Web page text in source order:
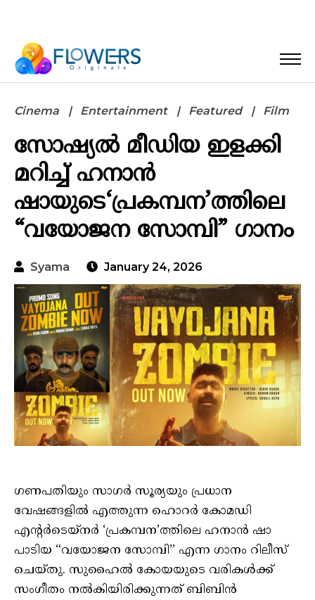
Cinema Entertainment Featured Film
സോഷ്യൽ മീഡിയ ഇളക്കി
മറിച്ച് ഹനാൻ
ഷായുടെ‘പ്രകമ്പന’ത്തിലെ
“വയോജന സോമ്പി” ഗാനം
Syama January 24, 2026
ഗണപതിയും സാഗർ സൂര്യയും പ്രധാന
വേഷങ്ങളിൽ എത്തുന്ന ഹൊറർ കോമഡി
എന്റർടെയ്നർ ‘പ്രകമ്പന’ത്തിലെ ഹനാൻ ഷാ
പാടിയ “വയോജന സോമ്പി” എന്ന ഗാനം റിലീസ്
ചെയ്തു. സുഹൈൽ കോയയുടെ വരികൾക്ക്
സംഗീതം നൽകിയിരിക്കുന്നത് ബിബിൻ